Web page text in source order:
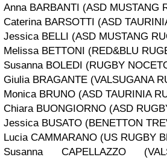
Anna BARBANTI (ASD MUSTANG
Caterina BARSOTTI (ASD
Jessica BELLI (ASD MUSTANG
Melissa BETTONI (RED&BLU
Susanna BOLEDI (RUGBY
Giulia BRAGANTE (VALSUGANA
Monica BRUNO (ASD TAURINIA
Chiara BUONGIORNO (ASD
Jessica BUSATO (BENETTON
Lucia CAMMARANO (US RUGBY
Susanna CAPELLAZZO